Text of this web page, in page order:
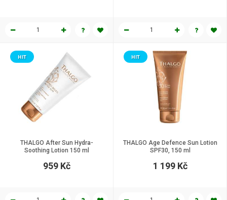
THALGO After Sun Hydra-
Soothing Lotion 150 ml
HIT
959 Kč
THALGO Age Defence Sun Lotion
SPF30, 150 ml
HIT
1 199 Kč